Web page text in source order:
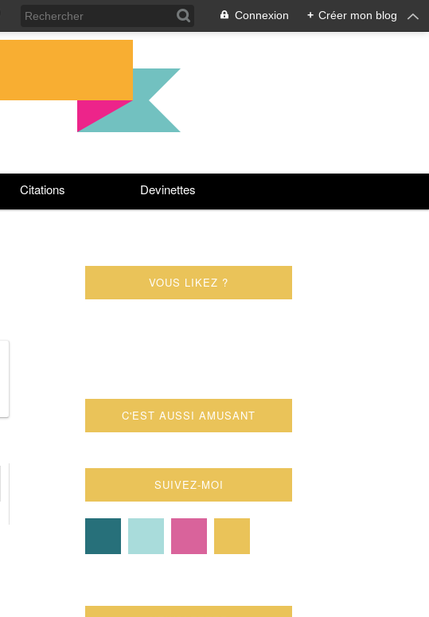
Connexion + Créer mon blog
Citations Devinettes
VOUS LIKEZ ?
C'EST AUSSI AMUSANT
SUIVEZ-MOI